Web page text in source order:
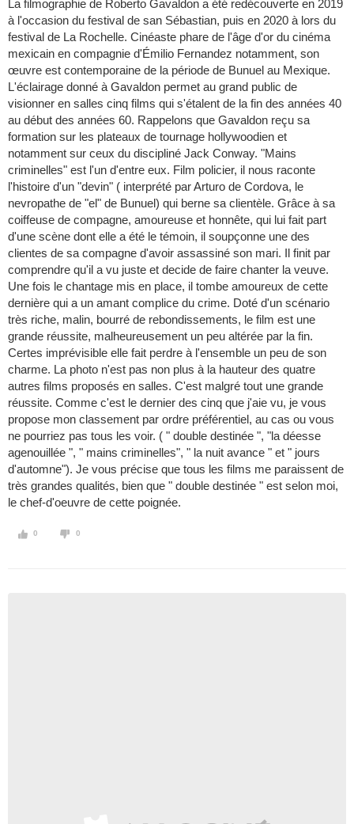
La filmographie de Roberto Gavaldon a été redécouverte en 2019
à l'occasion du festival de san Sébastian, puis en 2020 à lors du
festival de La Rochelle. Cinéaste phare de l'âge d'or du cinéma
mexicain en compagnie d'Émilio Fernandez notamment, son
œuvre est contemporaine de la période de Bunuel au Mexique.
L'éclairage donné à Gavaldon permet au grand public de
visionner en salles cinq films qui s'étalent de la fin des années 40
au début des années 60. Rappelons que Gavaldon reçu sa
formation sur les plateaux de tournage hollywoodien et
notamment sur ceux du discipliné Jack Conway. "Mains
criminelles" est l'un d'entre eux. Film policier, il nous raconte
l'histoire d'un "devin" ( interprété par Arturo de Cordova, le
nevropathe de "el" de Bunuel) qui berne sa clientèle. Grâce à sa
coiffeuse de compagne, amoureuse et honnête, qui lui fait part
d'une scène dont elle a été le témoin, il soupçonne une des
clientes de sa compagne d'avoir assassiné son mari. Il finit par
comprendre qu'il a vu juste et decide de faire chanter la veuve.
Une fois le chantage mis en place, il tombe amoureux de cette
dernière qui a un amant complice du crime. Doté d'un scénario
très riche, malin, bourré de rebondissements, le film est une
grande réussite, malheureusement un peu altérée par la fin.
Certes imprévisible elle fait perdre à l'ensemble un peu de son
charme. La photo n'est pas non plus à la hauteur des quatre
autres films proposés en salles. C'est malgré tout une grande
réussite. Comme c'est le dernier des cinq que j'aie vu, je vous
propose mon classement par ordre préférentiel, au cas ou vous
ne pourriez pas tous les voir. ( " double destinée ", "la déesse
agenouillée ", " mains criminelles", " la nuit avance " et " jours
d'automne"). Je vous précise que tous les films me paraissent de
très grandes qualités, bien que " double destinée " est selon moi,
le chef-d'oeuvre de cette poignée.
0 0